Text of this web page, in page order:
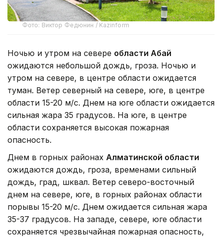
Фото: Виктор Федюнин / Kazinform
Ночью и утром на севере области Абай
ожидаются небольшой дождь, гроза. Ночью и
утром на севере, в центре области ожидается
туман. Ветер северный на севере, юге, в центре
области 15-20 м/с. Днем на юге области ожидается
сильная жара 35 градусов. На юге, в центре
области сохраняется высокая пожарная
опасность.
Днем в горных районах Алматинской области
ожидаются дождь, гроза, временами сильный
дождь, град, шквал. Ветер северо-восточный
днем на севере, юге, в горных районах области
порывы 15-20 м/с. Днем ожидается сильная жара
35-37 градусов. На западе, севере, юге области
сохраняется чрезвычайная пожарная опасность,